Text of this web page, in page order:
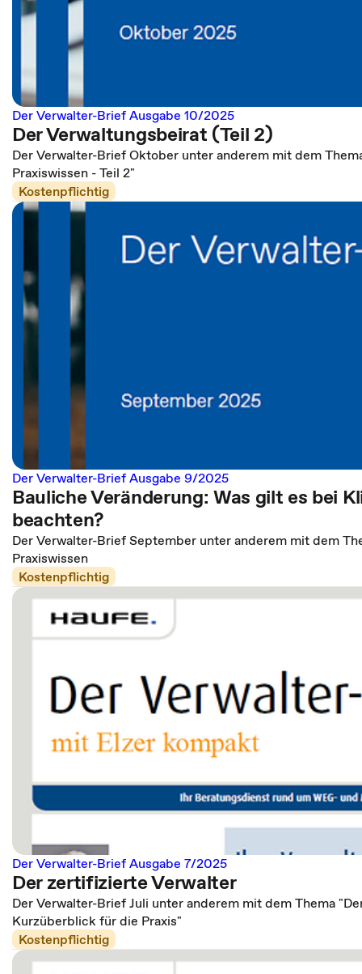
Der Verwalter-Brief Ausgabe 10/2025
Der Verwaltungsbeirat (Teil 2)
Der Verwalter-Brief Oktober unter anderem mit dem
Praxiswissen - Teil 2"
Kostenpflichtig
Der Verwalter-Brief Ausgabe 9/2025
Bauliche Veränderung: Was gilt es bei
beachten?
Der Verwalter-Brief September unter anderem mit dem
Praxiswissen
Kostenpflichtig
Der Verwalter-Brief Ausgabe 7/2025
Der zertifizierte Verwalter
Der Verwalter-Brief Juli unter anderem mit dem Thema
Kurzüberblick für die Praxis"
Kostenpflichtig